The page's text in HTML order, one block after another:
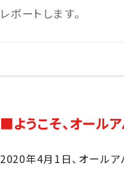
レポートします。
■ようこそ、オール
2020年4月1日、オール